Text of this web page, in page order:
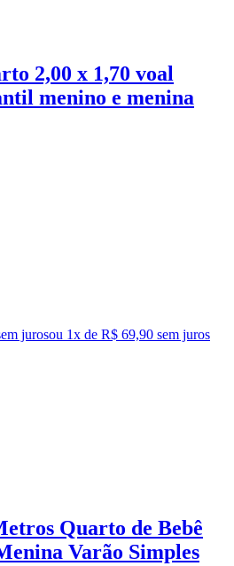
2,00 x 1,70 voal
menino e menina
jurosou 1x de R$ 69,90 sem juros
Quarto de Bebê
Varão Simples